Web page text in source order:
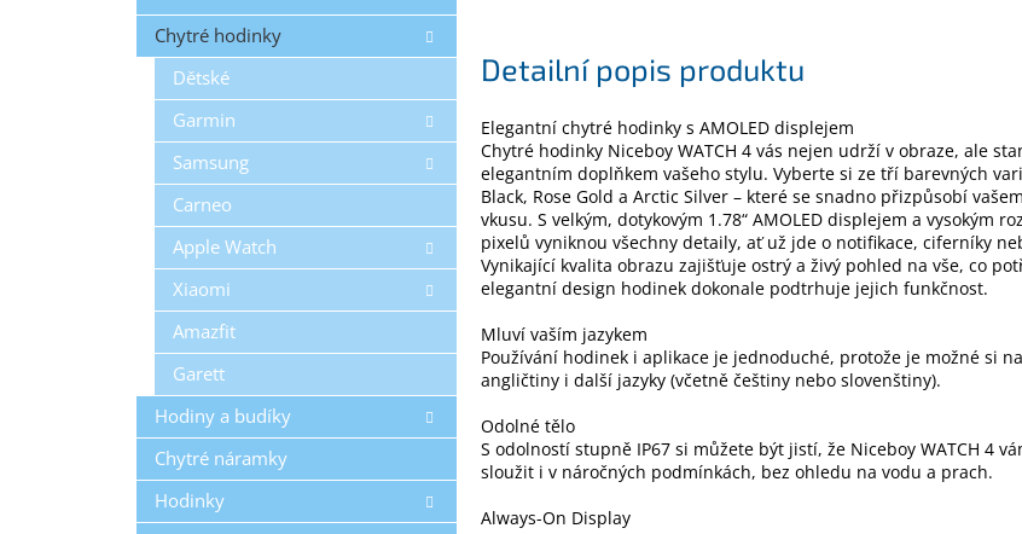
Chytré hodinky
Dětské
Garmin
Samsung
Carneo
Apple Watch
Xiaomi
Amazfit
Garett
Hodiny a budíky
Chytré náramky
Hodinky
Detailní popis produktu
Elegantní chytré hodinky s AMOLED displejem
Chytré hodinky Niceboy WATCH 4 vás nejen udrží v obraze, ale
elegantním doplňkem vašeho stylu. Vyberte si ze tří barevných
Black, Rose Gold a Arctic Silver – které se snadno přizpůsobí
vkusu. S velkým, dotykovým 1.78“ AMOLED displejem a vysokým
pixelů vyniknou všechny detaily, ať už jde o notifikace, ciferníky
Vynikající kvalita obrazu zajišťuje ostrý a živý pohled na vše, co
elegantní design hodinek dokonale podtrhuje jejich funkčnost.
Mluví vaším jazykem
Používání hodinek i aplikace je jednoduché, protože je možné si
angličtiny i další jazyky (včetně češtiny nebo slovenštiny).
Odolné tělo
S odolností stupně IP67 si můžete být jistí, že Niceboy WATCH 4
sloužit i v náročných podmínkách, bez ohledu na vodu a prach.
Always-On Display